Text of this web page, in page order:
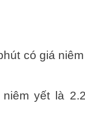
có giá
yết là